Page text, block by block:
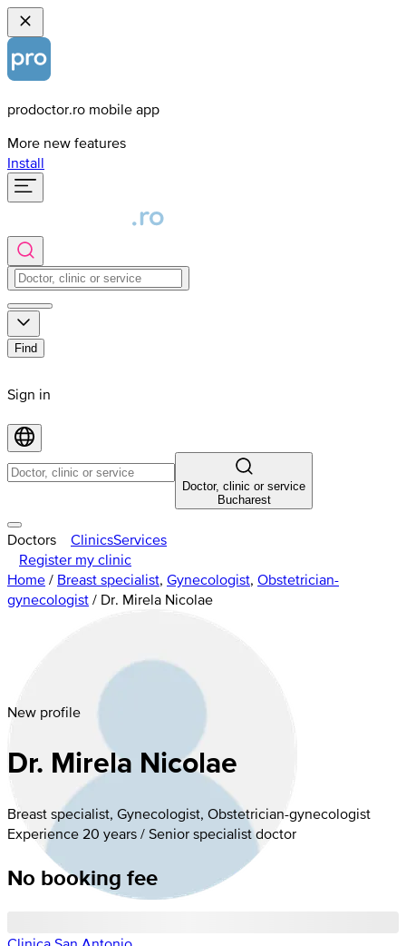
prodoctor.ro mobile app
More new features
Install
Find
Sign in
Doctor, clinic or service
Bucharest
Doctors ClinicsServices
Register my clinic
Home / Breast specialist, Gynecologist, Obstetrician-
gynecologist / Dr. Mirela Nicolae
New profile
Dr. Mirela Nicolae
Breast specialist, Gynecologist, Obstetrician-gynecologist
Experience 20 years / Senior specialist doctor
No booking fee